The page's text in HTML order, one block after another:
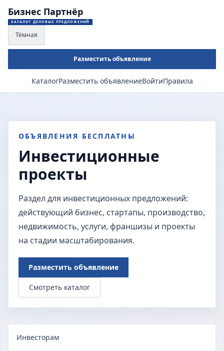
Бизнес Партнёр
КАТАЛОГ ДЕЛОВЫХ ПРЕДЛОЖЕНИЙ
Тёмная
Разместить объявление
КаталогРазместить объявлениеВойтиПравила
ОБЪЯВЛЕНИЯ БЕСПЛАТНЫ
Инвестиционные
проекты
Раздел для инвестиционных предложений:
действующий бизнес, стартапы, производство,
недвижимость, услуги, франшизы и проекты
на стадии масштабирования.
Разместить объявление
Смотреть каталог
Инвесторам